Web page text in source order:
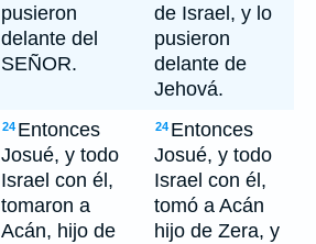
pusieron
delante del
SEÑOR.
de Israel, y lo
pusieron
delante de
Jehová.
24 Entonces
Josué, y todo
Israel con él,
tomaron a
Acán, hijo de
24 Entonces
Josué, y todo
Israel con él,
tomó a Acán
hijo de Zera, y